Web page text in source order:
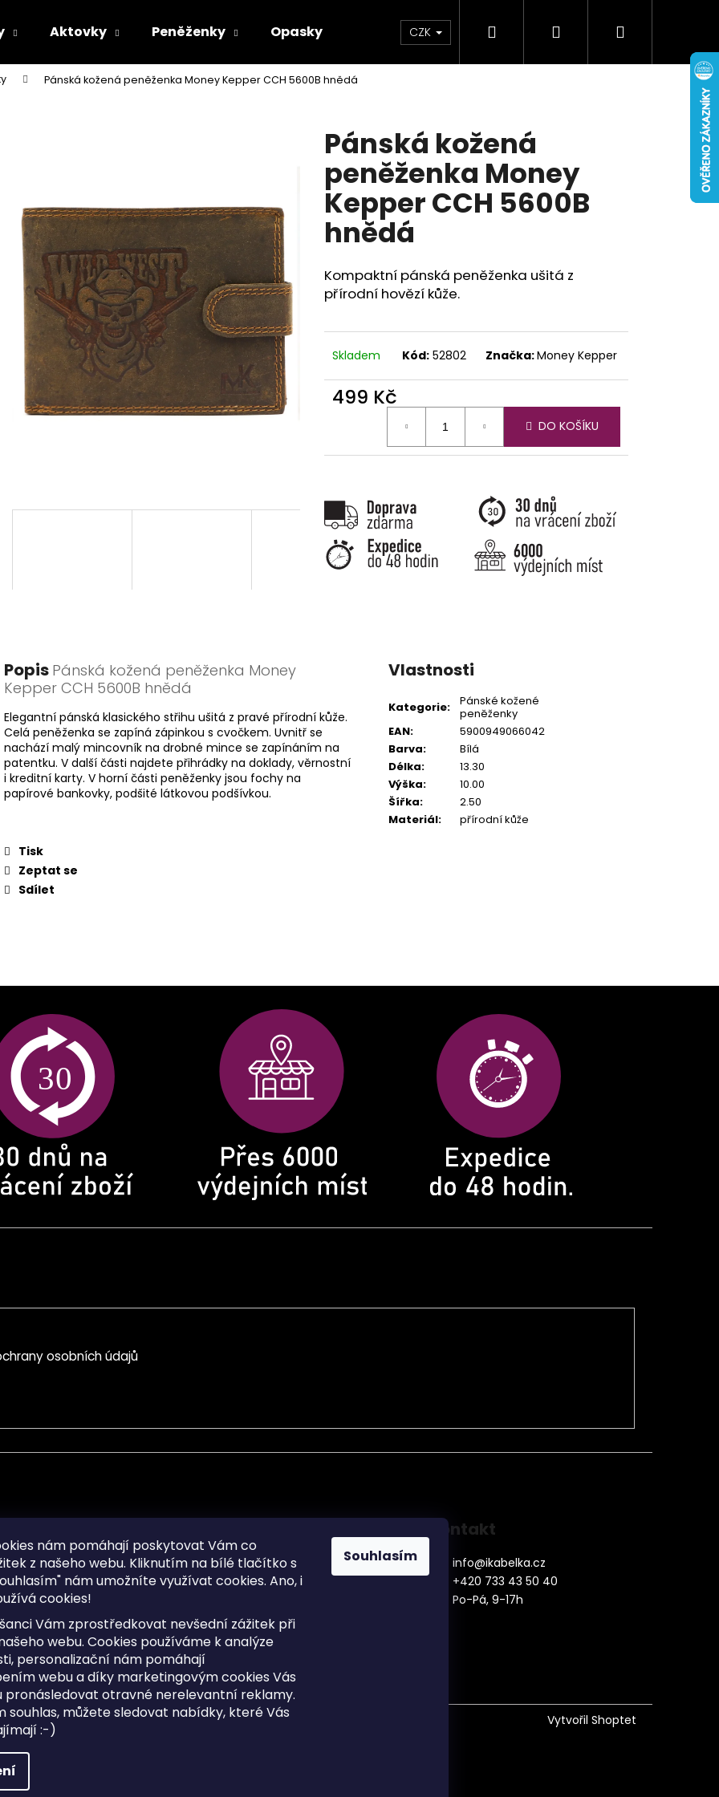
nám pomáhají poskytovat Vám co
z našeho webu. Kliknutím na bílé tlačítko s
nám umožníte využívat cookies. Ano, i
cookies!
Vám zprostředkovat nevšední zážitek při
webu. Cookies používáme k analýze
personalizační nám pomáhají
webu a díky marketingovým cookies Vás
pronásledovat otravné nerelevantní reklamy.
souhlas, můžete sledovat nabídky, které Vás
:-)
Souhlasím
Aktovky Peněženky Opasky Doplňky Novinky
CZK Hledat PřihlášeníNákupní
Pánská kožená peněženka Money Kepper CCH 5600B hnědá
Pánská kožená
peněženka Money
Kepper CCH 5600B
hnědá
Kompaktní pánská peněženka ušitá z
přírodní hovězí kůže.
Skladem Kód: 52802 Značka:Money Kepper
499 Kč
DO KOŠÍKU
Popis Pánská kožená peněženka Money
Kepper CCH 5600B hnědá
Elegantní pánská klasického střihu ušitá z pravé přírodní kůže.
Celá peněženka se zapíná zápinkou s cvočkem. Uvnitř se
nachází malý mincovník na drobné mince se zapínáním na
patentku. V další části najdete přihrádky na doklady, věrnostní
i kreditní karty. V horní části peněženky jsou fochy na
papírové bankovky, podšité látkovou podšívkou.
Tisk
Zeptat se
Sdílet
Vlastnosti
Kategorie:
Pánské kožené
peněženky
EAN:
5900949066042
Barva:
Bílá
Délka:
13.30
Výška:
10.00
Šířka:
2.50
Materiál: přírodní kůže
Co potřebujete najít?
Doporučujeme
osobních údajů
osobních údajů
dotazy
cookies
Sitemap
Doprava a Platba
Postup vrácení zboží ve 30 denní
lhůtě
Obchodní podmínky
Kontakt
info@ikabelka.cz
+420 733 43 50 40
Po-Pá, 9-17h
Vytvořil Shoptet
Upravit nastavení cookies